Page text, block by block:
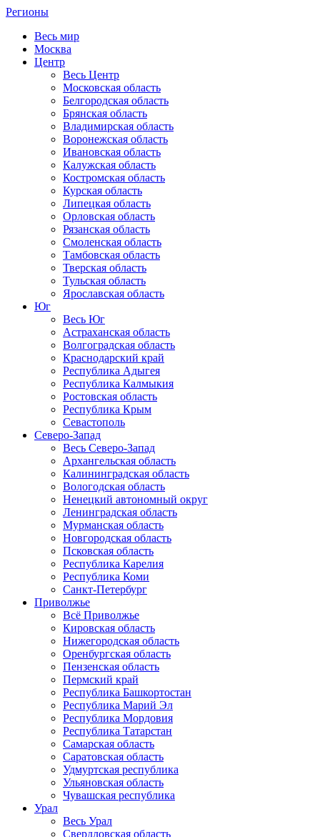
Регионы
Весь мир
Москва
Центр
Весь Центр
Московская область
Белгородская область
Брянская область
Владимирская область
Воронежская область
Ивановская область
Калужская область
Костромская область
Курская область
Липецкая область
Орловская область
Рязанская область
Смоленская область
Тамбовская область
Тверская область
Тульская область
Ярославская область
Юг
Весь Юг
Астраханская область
Волгоградская область
Краснодарский край
Республика Адыгея
Республика Калмыкия
Ростовская область
Республика Крым
Севастополь
Северо-Запад
Весь Северо-Запад
Архангельская область
Калининградская область
Вологодская область
Ненецкий автономный округ
Ленинградская область
Мурманская область
Новгородская область
Псковская область
Республика Карелия
Республика Коми
Санкт-Петербург
Приволжье
Всё Приволжье
Кировская область
Нижегородская область
Оренбургская область
Пензенская область
Пермский край
Республика Башкортостан
Республика Марий Эл
Республика Мордовия
Республика Татарстан
Самарская область
Саратовская область
Удмуртская республика
Ульяновская область
Чувашская республика
Урал
Весь Урал
Свердловская область